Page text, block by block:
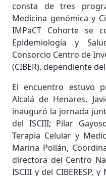
consta de tres
Medicina genómica y
IMPaCT Cohorte se
Epidemiología y
Consorcio Centro de
(CIBER), dependiente
El encuentro estuvo
Alcalá de Henares,
inauguró la jornada
del ISCIII; Pilar
Terapia Celular y
Marina Pollán,
directora del Centro
ISCIII y del CIBERESP,